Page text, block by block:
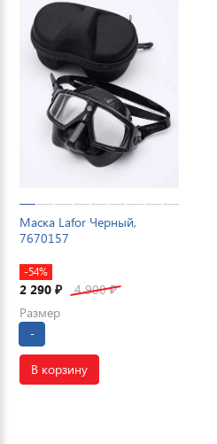
Маска Lafor Черный,
7670157
-54%
2 290 ₽ 4 900₽
Размер
-
В корзину